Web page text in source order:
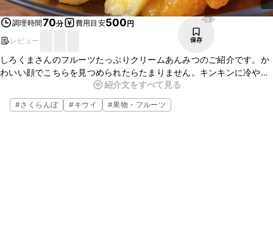
調理時間70分 費用目安500円
レビュー
293
保存
しろくまさんのフルーツたっぷりクリームあんみつのご紹介です。か
わいい顔でこちらを見つめられたらたまりません。キンキンに冷やし
て溶けないうちにお召し上がりください。くまさん部分のアイスは
チョコレート味や抹茶味で作ってもかわいいです。
紹介文をすべて見る
#さくらんぼ #キウイ #果物・フルーツ